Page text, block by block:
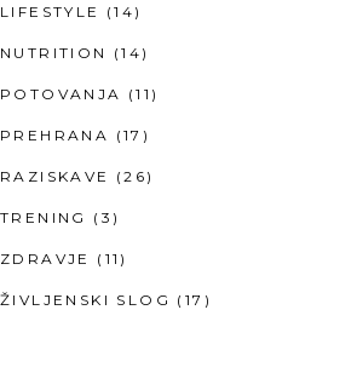
LIFESTYLE (14)
NUTRITION (14)
POTOVANJA (11)
PREHRANA (17)
RAZISKAVE (26)
TRENING (3)
ZDRAVJE (11)
ŽIVLJENSKI SLOG (17)